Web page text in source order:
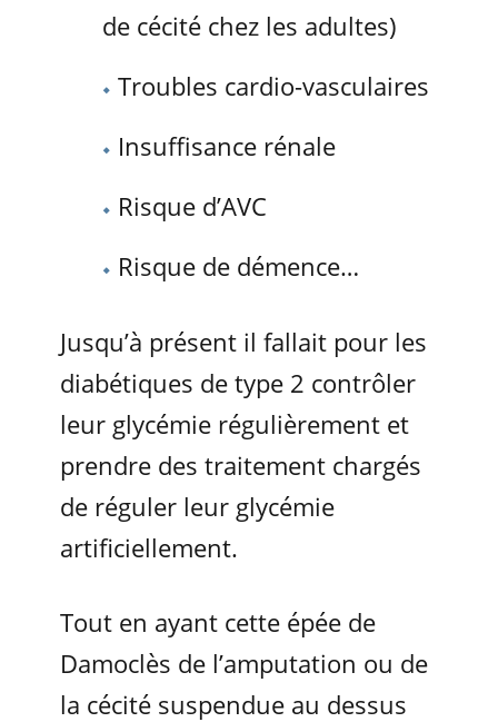
de cécité chez les adultes)
Troubles cardio-vasculaires
Insuffisance rénale
Risque d’AVC
Risque de démence…
Jusqu’à présent il fallait pour les
diabétiques de type 2 contrôler
leur glycémie régulièrement et
prendre des traitement chargés
de réguler leur glycémie
artificiellement.
Tout en ayant cette épée de
Damoclès de l’amputation ou de
la cécité suspendue au dessus